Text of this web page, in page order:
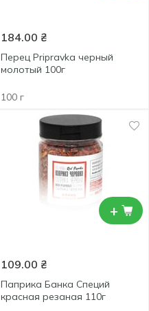
184.00 ₴
Перец Pripravka черный
молотый 100г
100 г
+
109.00 ₴
Паприка Банка Специй
красная резаная 110г